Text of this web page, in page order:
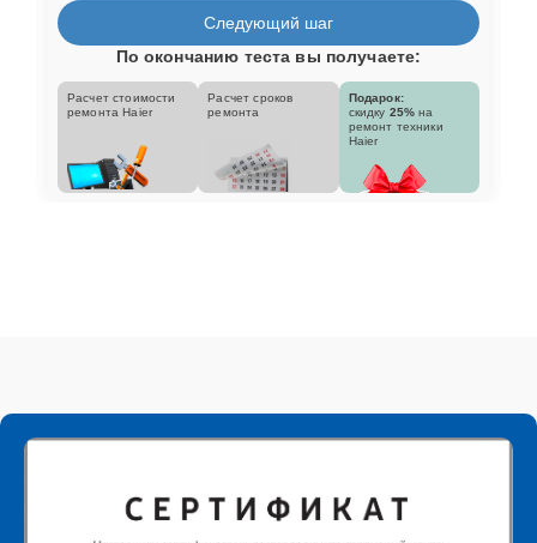
Следующий шаг
По окончанию теста вы получаете:
Расчет стоимости
ремонта Haier
Расчет сроков
ремонта
Подарок:
скидку 25% на
ремонт техники
Haier